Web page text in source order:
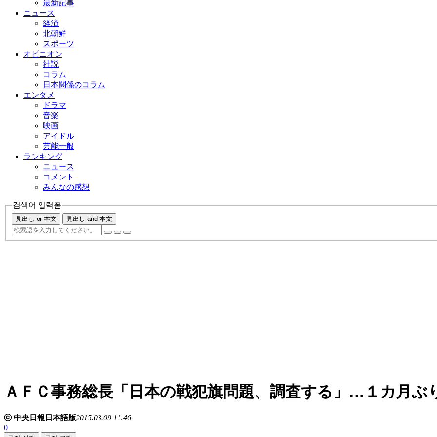
最新記事
ニュース
経済
北朝鮮
スポーツ
オピニオン
社説
コラム
日本関係のコラム
エンタメ
ドラマ
音楽
映画
アイドル
芸能一般
ランキング
ニュース
コメント
みんなの感想
검색어 입력폼
見出し or 本文 見出し and 本文
ＡＦＣ事務総長「日本の戦犯旗問題、調査する」…１カ月ぶ
ⓒ 中央日報日本語版2015.03.09 11:46
0